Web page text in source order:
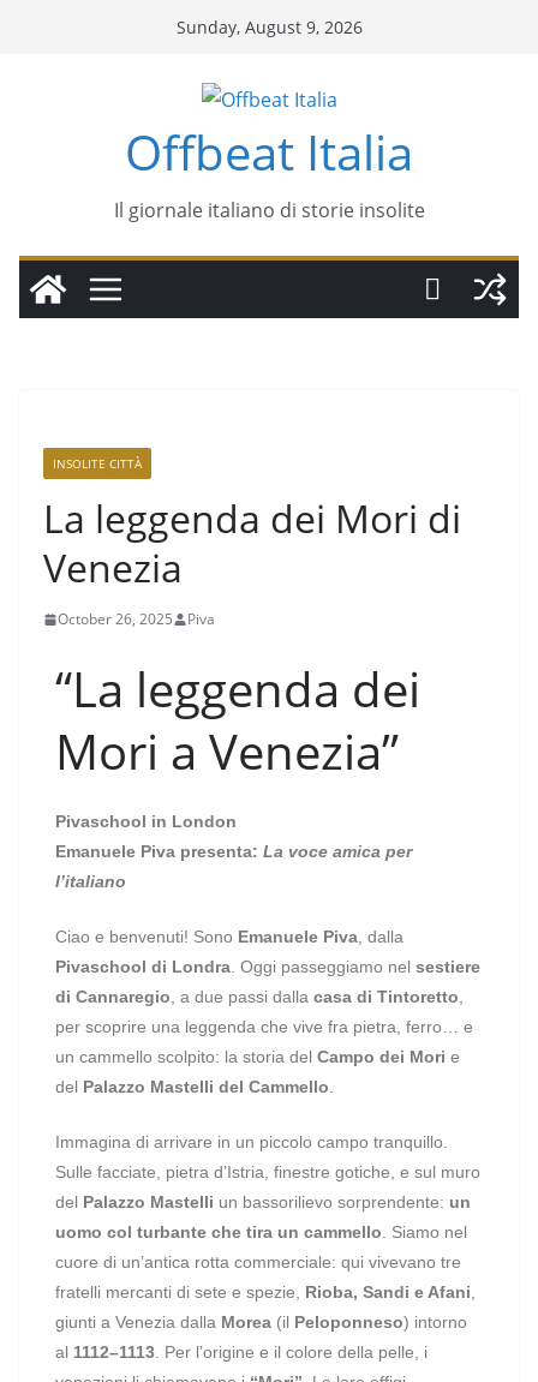
Sunday, August 9, 2026
Offbeat Italia
Il giornale italiano di storie insolite
INSOLITE CITTÀ
La leggenda dei Mori di
Venezia
October 26, 2025 Piva
“La leggenda dei
Mori a Venezia”
Pivaschool in London
Emanuele Piva presenta: La voce amica per
l’italiano
Ciao e benvenuti! Sono Emanuele Piva , dalla
Pivaschool di Londra . Oggi passeggiamo nel sestiere
di Cannaregio , a due passi dalla casa di Tintoretto
per scoprire una leggenda che vive fra pietra, ferro… e
un cammello scolpito: la storia del Campo dei Mori e
del Palazzo Mastelli del Cammello
Immagina di arrivare in un piccolo campo tranquillo.
Sulle facciate, pietra d’Istria, finestre gotiche, e sul muro
del Palazzo Mastelli un bassorilievo sorprendente: un
uomo col turbante che tira un cammello . Siamo nel
cuore di un’antica rotta commerciale: qui vivevano tre
fratelli mercanti di sete e spezie, Rioba, Sandi e Afani
giunti a Venezia dalla Morea (il Peloponneso) intorno
al 1112–1113 . Per l’origine e il colore della pelle, i